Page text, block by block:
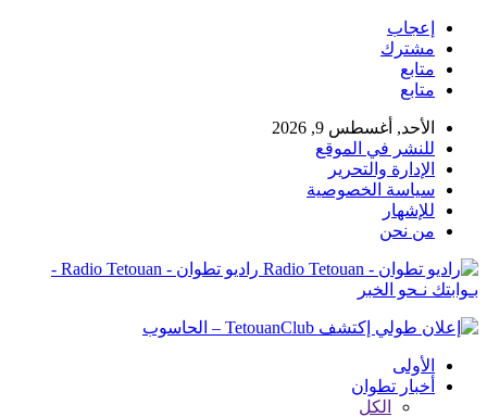
إعجاب
مشترك
متابع
متابع
الأحد, أغسطس 9, 2026
للنشر في الموقع
الإدارة والتحرير
سياسة الخصوصية
للإشهار
من نحن
راديو تطوان - Radio Tetouan -
بـوابتك نـحو الخبر
الأولى
أخبار تطوان
الكل